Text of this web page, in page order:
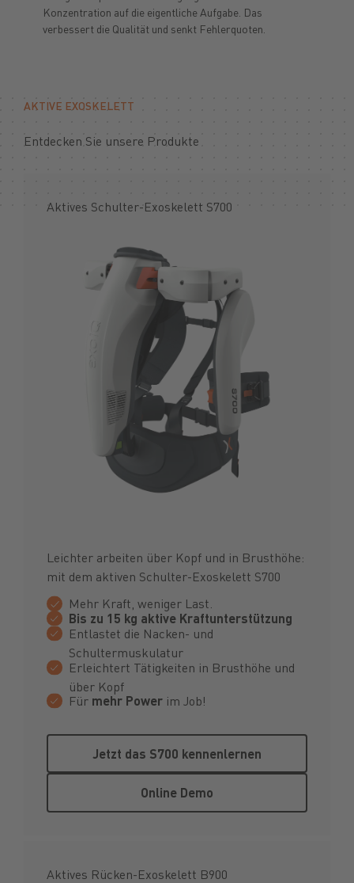
Konzentration auf die eigentliche Aufgabe. Das
verbessert die Qualität und senkt Fehlerquoten.
AKTIVE EXOSKELETT
Entdecken Sie unsere Produkte
Aktives Schulter-Exoskelett S700
Leichter arbeiten über Kopf und in Brusthöhe:
mit dem aktiven Schulter-Exoskelett S700
Mehr Kraft, weniger Last.
Bis zu 15 kg aktive Kraftunterstützung
Entlastet die Nacken- und
Schultermuskulatur
Erleichtert Tätigkeiten in Brusthöhe und
über Kopf
Für mehr Powerim Job!
Jetzt das S700 kennenlernen
Jetzt das S700 kennenlernen
Online Demo
Aktives Rücken-Exoskelett B900